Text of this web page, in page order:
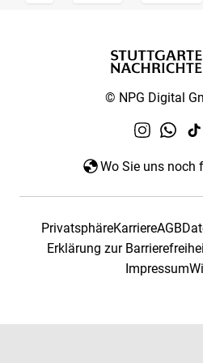
© NPG Digital
Wo Sie uns noch
PrivatsphäreKarriereAGB
Erklärung zur
Impressum